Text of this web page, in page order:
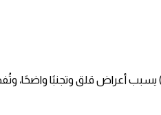
أعراض قلق وتجنبًا واضحًا،